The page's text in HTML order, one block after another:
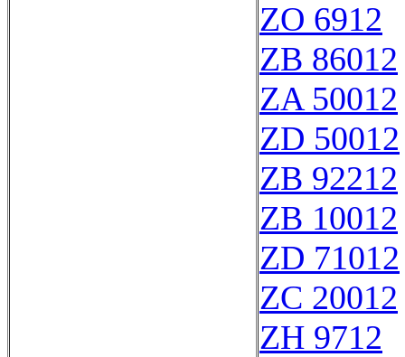
ZO 6912
ZB 86012
ZA 50012
ZD 50012
ZB 92212
ZB 10012
ZD 71012
ZC 20012
ZH 9712